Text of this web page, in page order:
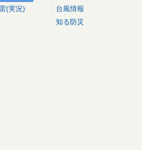
(実況)
台風情報
知る防災